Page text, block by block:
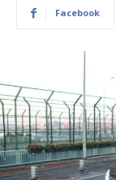
Facebook